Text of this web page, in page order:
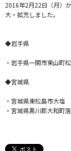
2016年2月22日（月）
大・拡充しました。
◆岩手県
・岩手県一関市東山町
◆宮城県
・宮城県東松島市大塩
・宮城県黒川郡大和町